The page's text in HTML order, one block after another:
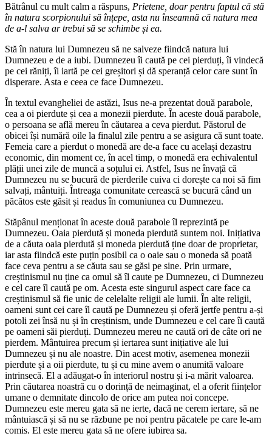
Bătrânul cu mult calm a răspuns, Prietene, doar pentru faptul că stă
în natura scorpionului să înțepe, asta nu înseamnă că natura mea
de a-l salva ar trebui să se schimbe și ea.
Stă în natura lui Dumnezeu să ne salveze fiindcă natura lui
Dumnezeu e de a iubi. Dumnezeu îi caută pe cei pierduți, îi vindecă
pe cei răniți, îi iartă pe cei greșitori și dă speranță celor care sunt în
disperare. Asta e ceea ce face Dumnezeu.
În textul evangheliei de astăzi, Isus ne-a prezentat două parabole,
cea a oi pierdute și cea a monezii pierdute. În aceste două parabole,
o persoana se află mereu în căutarea a ceva pierdut. Păstorul de
obicei își numără oile la finalul zile pentru a se asigura că sunt toate.
Femeia care a pierdut o monedă are de-a face cu același dezastru
economic, din moment ce, în acel timp, o monedă era echivalentul
plății unei zile de muncă a soțului ei. Astfel, Isus ne învață că
Dumnezeu nu se bucură de pierderile cuiva ci dorește ca noi să fim
salvați, mântuiți. Întreaga comunitate cerească se bucură când un
păcătos este găsit și readus în comuniunea cu Dumnezeu.
Stăpânul menționat în aceste două parabole îl reprezintă pe
Dumnezeu. Oaia pierdută și moneda pierdută suntem noi. Inițiativa
de a căuta oaia pierdută și moneda pierdută ține doar de proprietar,
iar asta fiindcă este puțin posibil ca o oaie sau o moneda să poată
face ceva pentru a se căuta sau se găsi pe sine. Prin urmare,
creștinismul nu ține ca omul să îl caute pe Dumnezeu, ci Dumnezeu
e cel care îl caută pe om. Acesta este singurul aspect care face ca
creștinismul să fie unic de celelalte religii ale lumii. În alte religii,
oameni sunt cei care îl caută pe Dumnezeu și oferă jertfe pentru a-și
potoli zei însă nu și în creștinism, unde Dumnezeu e cel care îi caută
pe oameni săi pierduți. Dumnezeu mereu ne caută ori de câte ori ne
pierdem. Mântuirea precum și iertarea sunt inițiative ale lui
Dumnezeu și nu ale noastre. Din acest motiv, asemenea monezii
pierdute și a oii pierdute, tu și cu mine avem o anumită valoare
intrinsecă. El a adăugat-o în interiorul nostru și i-a mărit valoarea.
Prin căutarea noastră cu o dorință de neimaginat, el a oferit ființelor
umane o demnitate dincolo de orice am putea noi concepe.
Dumnezeu este mereu gata să ne ierte, dacă ne cerem iertare, să ne
mântuiască și să nu se răzbune pe noi pentru păcatele pe care le-am
comis. El este mereu gata să ne ofere iubirea sa.